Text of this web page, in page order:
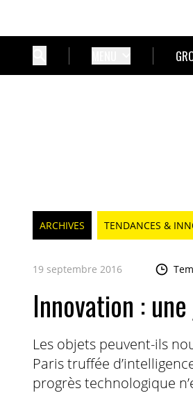
ARCHIVES TENDANCES &
19 septembre 2016
Innovation :
Les objets peuvent-ils
Paris truffée
progrès technologique